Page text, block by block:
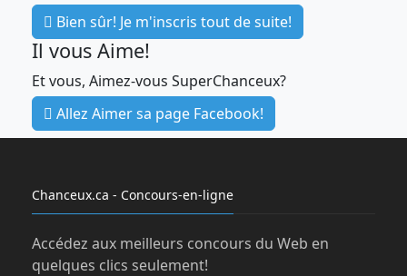
Bien sûr! Je m'inscris tout de suite!
Il vous Aime!
Et vous, Aimez-vous SuperChanceux?
Allez Aimer sa page Facebook!
Chanceux.ca - Concours-en-ligne
Accédez aux meilleurs concours du Web en
quelques clics seulement!